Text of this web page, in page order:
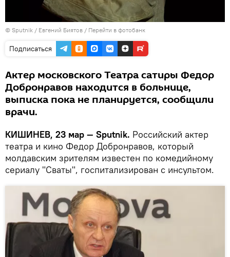
© Sputnik / Евгений Биятов / Перейти в фотобанк
Подписаться
Актер московского Театра сатиры Федор
Добронравов находится в больнице,
выписка пока не планируется, сообщили
врачи.
КИШИНЕВ, 23 мар — Sputnik. Российский актер
театра и кино Федор Добронравов, который
молдавским зрителям известен по комедийному
сериалу "Сваты", госпитализирован с инсультом.